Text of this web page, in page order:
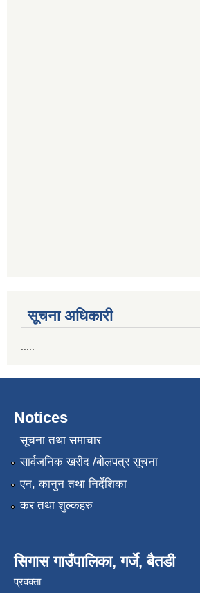
सूचना अधिकारी
Notices
सूचना तथा समाचार
सार्वजनिक खरीद /बोलपत्र सूचना
एन, कानुन तथा निर्देशिका
कर तथा शुल्कहरु
सिगास गाउँपालिका, गर्जे, बैतडी
प्रवक्ता